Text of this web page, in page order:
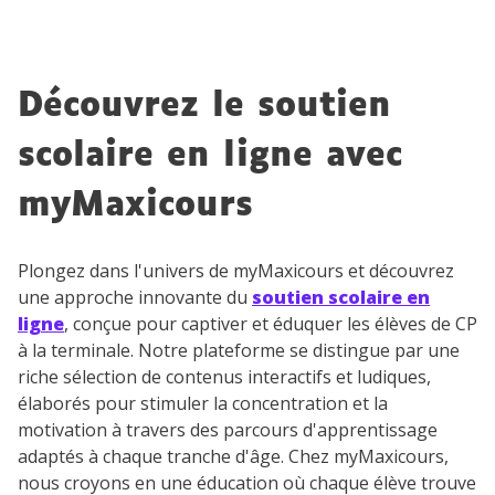
Découvrez le soutien
scolaire en ligne avec
myMaxicours
Plongez dans l'univers de myMaxicours et découvrez
une approche innovante du soutien scolaire en
ligne, conçue pour captiver et éduquer les élèves de CP
à la terminale. Notre plateforme se distingue par une
riche sélection de contenus interactifs et ludiques,
élaborés pour stimuler la concentration et la
motivation à travers des parcours d'apprentissage
adaptés à chaque tranche d'âge. Chez myMaxicours,
nous croyons en une éducation où chaque élève trouve